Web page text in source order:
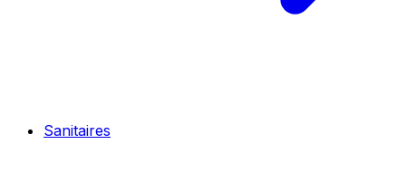
Sanitaires